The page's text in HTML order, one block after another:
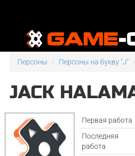
Персоны Персоны на букву "J"
JACK
Первая работа
Последняя
работа